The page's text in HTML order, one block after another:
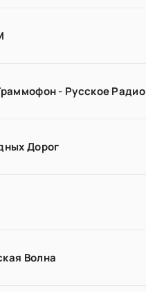
- Русское Радио
Дорог
Волна